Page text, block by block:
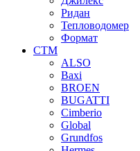
Ридан
Тепловодомер
Формат
СТМ
ALSO
Baxi
BROEN
BUGATTI
Cimberio
Global
Grundfos